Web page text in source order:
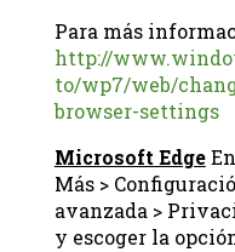
Para más
http://
to/wp7/web/
browser-settings
Microsoft Edge
Más >
avanzada >
y escoger la